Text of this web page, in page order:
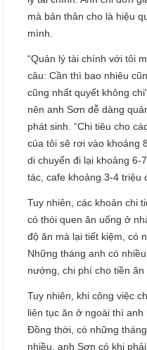
mà bản thân cho là hiệu
mình.
“Quản lý tài chính với tôi
câu: Cần thì bao nhiêu
cũng nhất quyết không
nên anh Sơn dễ dàng
phát sinh. “Chi tiêu cho
của tôi sẽ rơi vào khoảng
di chuyển đi lại khoảng 6-
tác, cafe khoảng 3-4 triệu
Tuy nhiên, các khoản chi
có thói quen ăn uống ở
độ ăn mà lại tiết kiệm, có
Những tháng anh có
nướng, chi phí cho tiền
Tuy nhiên, khi công việc
liên tục ăn ở ngoài thì anh
Đồng thời, có những
nhiều, anh Sơn có khi